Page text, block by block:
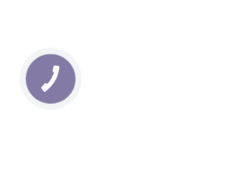
КНОПКА
ЗВ'ЯЗКУ